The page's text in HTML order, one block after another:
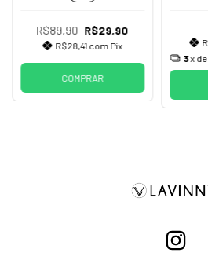
R$89,90 R$29,90
R$28,41 com Pix
COMPRAR
3x de